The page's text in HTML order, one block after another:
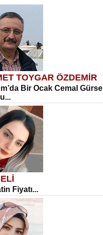
TOYGAR ÖZDEMİR
Bir Ocak Cemal Gürsel
Fiyatı...